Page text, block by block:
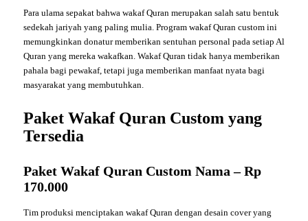
Para ulama sepakat bahwa wakaf Quran merupakan salah satu bentuk
sedekah jariyah yang paling mulia. Program wakaf Quran custom ini
memungkinkan donatur memberikan sentuhan personal pada setiap Al
Quran yang mereka wakafkan. Wakaf Quran tidak hanya memberikan
pahala bagi pewakaf, tetapi juga memberikan manfaat nyata bagi
masyarakat yang membutuhkan.
Paket Wakaf Quran Custom yang
Tersedia
Paket Wakaf Quran Custom Nama – Rp
170.000
Tim produksi menciptakan wakaf Quran dengan desain cover yang